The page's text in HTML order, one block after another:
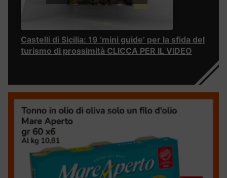
Castelli di Sicilia: 19 ‘mini guide’ per la sfida del
turismo di prossimità CLICCA PER IL VIDEO